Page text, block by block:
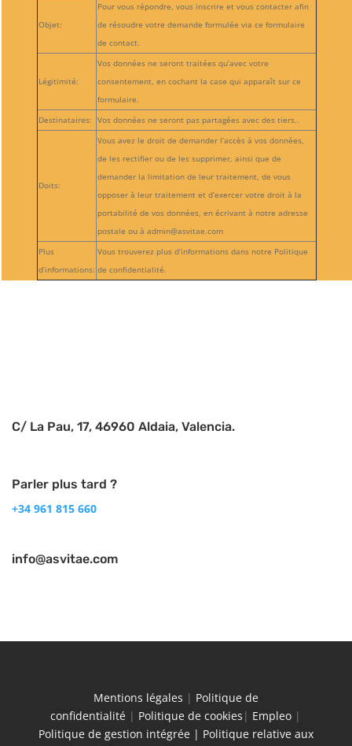
Objet:
Pour vous répondre, vous inscrire et vous contacter afin
de résoudre votre demande formulée via ce formulaire
de contact.
Légitimité:
Vos données ne seront traitées qu’avec votre
consentement, en cochant la case qui apparaît sur ce
formulaire.
Destinataires: Vos données ne seront pas partagées avec des tiers..
Doits:
Vous avez le droit de demander l’accès à vos données,
de les rectifier ou de les supprimer, ainsi que de
demander la limitation de leur traitement, de vous
opposer à leur traitement et d’exercer votre droit à la
portabilité de vos données, en écrivant à notre adresse
postale ou à admin@asvitae.com
Plus
d’informations:
Vous trouverez plus d’informations dans notre Politique
de confidentialité.
C/ La Pau, 17, 46960 Aldaia, Valencia.
Parler plus tard ?
+34 961 815 660
info@asvitae.com
Mentions légales | Politique de
confidentialité | Politique de cookies | Empleo |
Politique de gestion intégrée | Politique relative aux